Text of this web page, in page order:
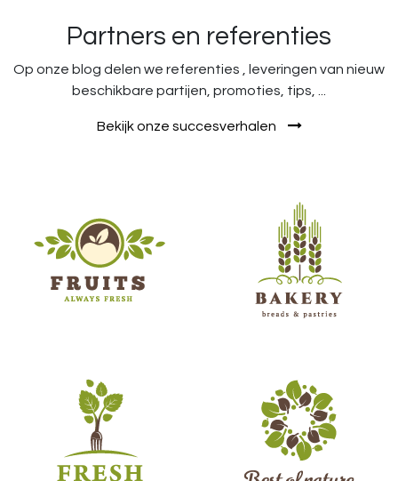
Partners en referenties
Op onze blog delen we referenties , leveringen van nieuw
beschikbare partijen, promoties, tips, ...
Bekijk onze succesverhalen